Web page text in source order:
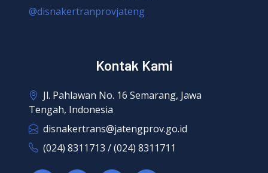
@disnakertranprovjateng
Kontak Kami
Jl. Pahlawan No. 16 Semarang, Jawa
Tengah, Indonesia
disnakertrans@jatengprov.go.id
(024) 8311713 / (024) 8311711